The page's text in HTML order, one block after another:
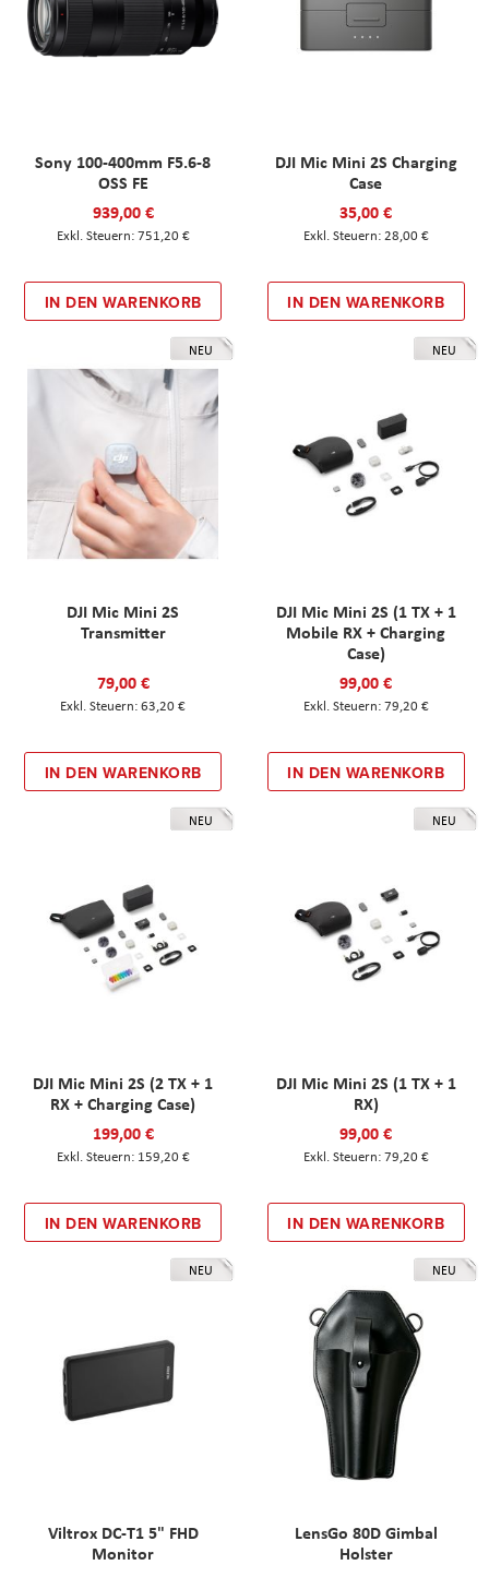
Sony 100-400mm F5.6-8
OSS FE
939,00 €
751,20 €
IN DEN WARENKORB
DJI Mic Mini 2S Charging
Case
35,00 €
28,00 €
IN DEN WARENKORB
NEU
DJI Mic Mini 2S
Transmitter
79,00 €
63,20 €
IN DEN WARENKORB
NEU
DJI Mic Mini 2S (1 TX + 1
Mobile RX + Charging
Case)
99,00 €
79,20 €
IN DEN WARENKORB
NEU
DJI Mic Mini 2S (2 TX + 1
RX + Charging Case)
199,00 €
159,20 €
IN DEN WARENKORB
NEU
DJI Mic Mini 2S (1 TX + 1
RX)
99,00 €
79,20 €
IN DEN WARENKORB
NEU
Viltrox DC-T1 5" FHD
Monitor
NEU
LensGo 80D Gimbal
Holster